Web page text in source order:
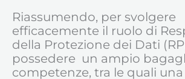
Riassumendo, per svolgere
efficacemente il ruolo di
della Protezione dei Dati
possedere un ampio
competenze, tra le quali